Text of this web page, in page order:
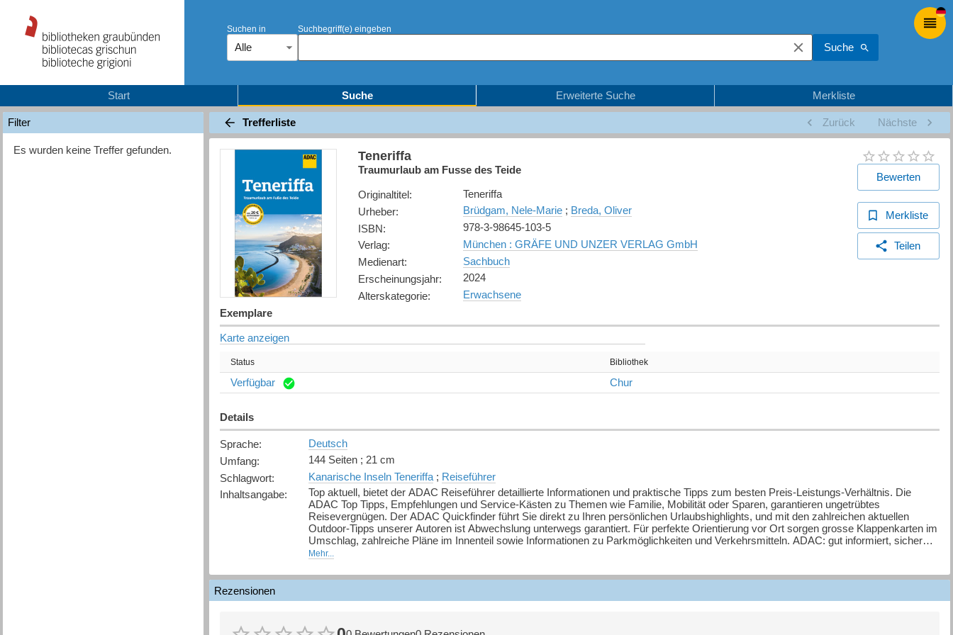
Suchen in
Alle
Suchbegriff(e) eingeben
Suche
Start Suche Erweiterte Suche Merkliste
Filter
Es wurden keine Treffer gefunden.
Trefferliste Zurück Nächste
Teneriffa
Traumurlaub am Fusse des Teide
Originaltitel:
Teneriffa
Urheber: Brüdgam, Nele-Marie; Breda, Oliver
ISBN:
978-3-98645-103-5
Verlag:
München : GRÄFE UND UNZER VERLAG GmbH
Medienart:
Sachbuch
Erscheinungsjahr:
2024
Alterskategorie: Erwachsene
Bewerten
Merkliste
Teilen
Exemplare
Karte anzeigen
Status Bibliothek
Verfügbar Chur
Details
Sprache:
Deutsch
Umfang:
144 Seiten ; 21 cm
Schlagwort: Kanarische Inseln Teneriffa; Reiseführer
Inhaltsangabe:
Top aktuell, bietet der ADAC Reiseführer detaillierte Informationen und praktische Tipps zum besten Preis-Leistungs-Verhältnis. Die
ADAC Top Tipps, Empfehlungen und Service-Kästen zu Themen wie Familie, Mobilität oder Sparen, garantieren ungetrübtes
Reisevergnügen. Der ADAC Quickfinder führt Sie direkt zu Ihren persönlichen Urlaubshighlights, und mit den zahlreichen aktuellen
Outdoor-Tipps unserer Autoren ist Abwechslung unterwegs garantiert. Für perfekte Orientierung vor Ort sorgen grosse Klappenkarten im
Umschlag, zahlreiche Pläne im Innenteil sowie Informationen zu Parkmöglichkeiten und Verkehrsmitteln. ADAC: gut informiert, sicher
reisen.
Mehr...
Rezensionen